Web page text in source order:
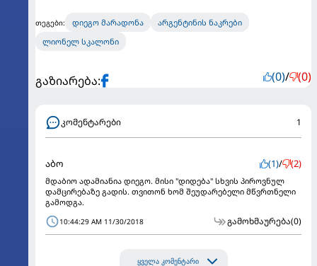
თეგები: დიეგო მარადონა
არგენტინის ნაკრები
ლიონელ სკალონი
გაზიარება: (0)/ (0)
კომენტარები 1
აბო (1)/ (2)
მდაბიო ადამიანია დიეგო. მისი "დიდება" სხვის პიროვნულ
დამცირებაზე გადის. თვითონ ხომ შეუდარებელი მწვრთნელი
გამოდგა.
10:44:29 AM 11/30/2018 გამოხმაურება(0)
ყველა კომენტარი